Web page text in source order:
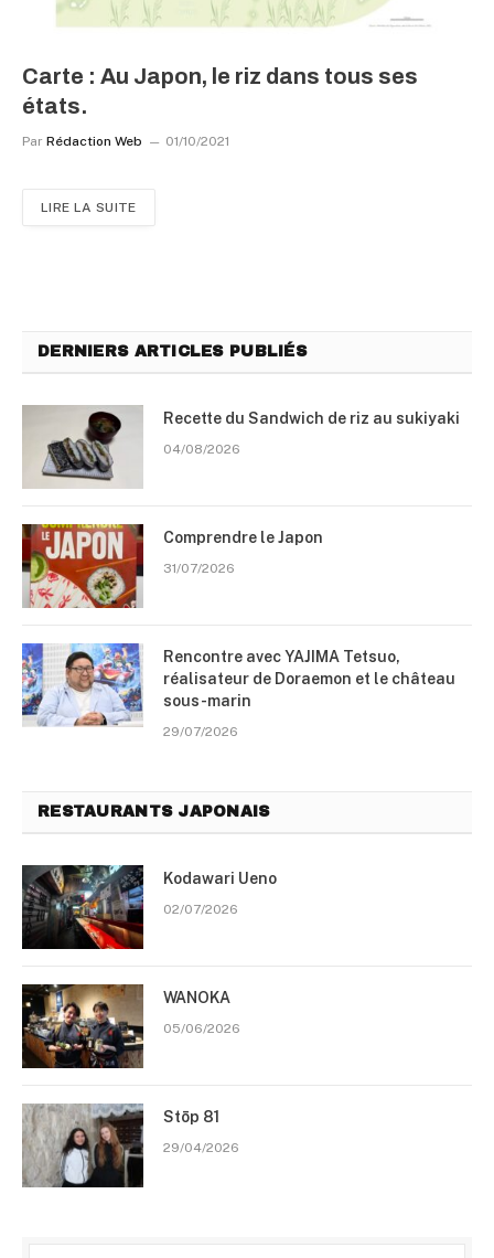
Carte : Au Japon, le riz dans tous ses
états.
Par Rédaction Web 01/10/2021
LIRE LA SUITE
DERNIERS ARTICLES PUBLIÉS
Recette du Sandwich de riz au sukiyaki
04/08/2026
Comprendre le Japon
31/07/2026
Rencontre avec YAJIMA Tetsuo,
réalisateur de Doraemon et le château
sous-marin
29/07/2026
RESTAURANTS JAPONAIS
Kodawari Ueno
02/07/2026
WANOKA
05/06/2026
Stōp 81
29/04/2026